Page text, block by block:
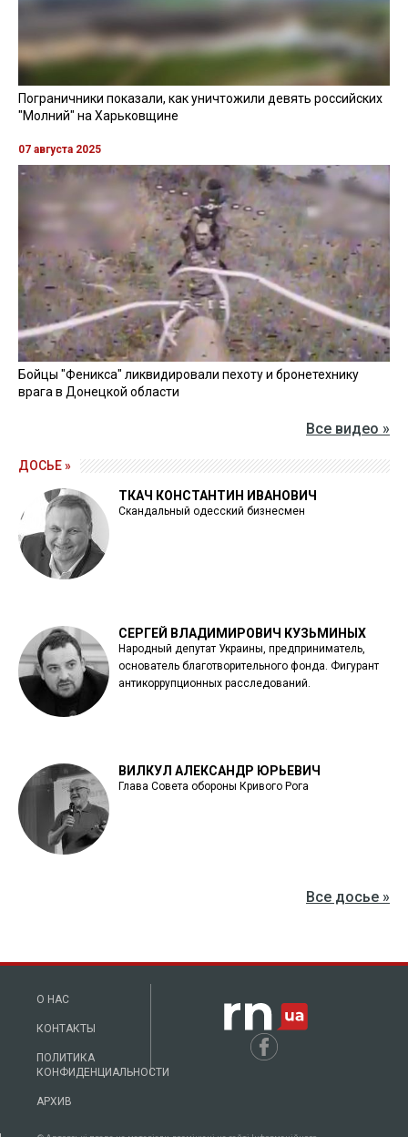
Пограничники показали, как уничтожили девять российских
"Молний" на Харьковщине
07 августа 2025
Бойцы "Феникса" ликвидировали пехоту и бронетехнику
врага в Донецкой области
Все видео »
ДОСЬЕ »
ТКАЧ КОНСТАНТИН ИВАНОВИЧ
Скандальный одесский бизнесмен
СЕРГЕЙ ВЛАДИМИРОВИЧ КУЗЬМИНЫХ
Народный депутат Украины, предприниматель,
основатель благотворительного фонда. Фигурант
антикоррупционных расследований.
ВИЛКУЛ АЛЕКСАНДР ЮРЬЕВИЧ
Глава Совета обороны Кривого Рога
Все досье »
О НАС
КОНТАКТЫ
ПОЛИТИКА
КОНФИДЕНЦИАЛЬНОСТИ
АРХИВ